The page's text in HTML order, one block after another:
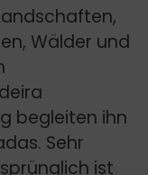
Wälder und
begleiten ihn
Sehr
ist